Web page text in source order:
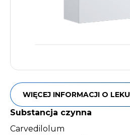
WIĘCEJ INFORMACJI O LEKU
Substancja czynna
Carvedilolum